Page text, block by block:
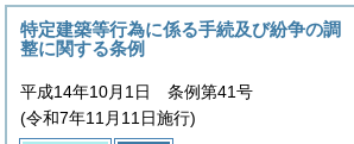
特定建築等行為に係る手続及び紛争の調
整に関する条例
平成14年10月1日 条例第41号
(令和7年11月11日施行)